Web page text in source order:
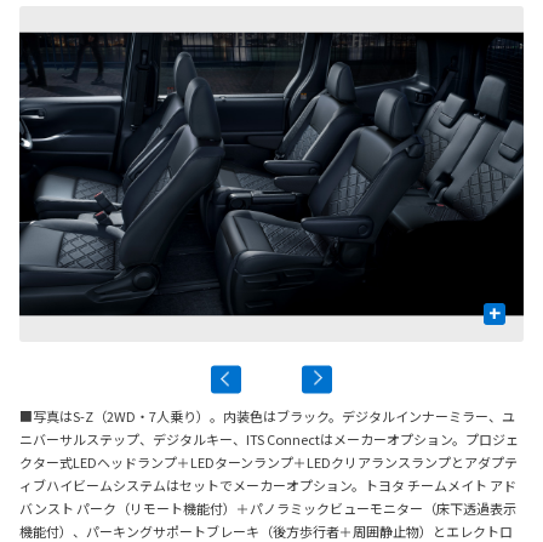
+
■写真はS-Z（2WD・7人乗り）。内装色はブラック。デジタルインナーミラー、ユ
ニバーサルステップ、デジタルキー、ITS Connectはメーカーオプション。プロジェ
クター式LEDヘッドランプ＋LEDターンランプ＋LEDクリアランスランプとアダプテ
ィブハイビームシステムはセットでメーカーオプション。トヨタ チームメイト アド
バンスト パーク（リモート機能付）＋パノラミックビューモニター（床下透過表示
機能付）、パーキングサポートブレーキ（後方歩行者＋周囲静止物）とエレクトロ